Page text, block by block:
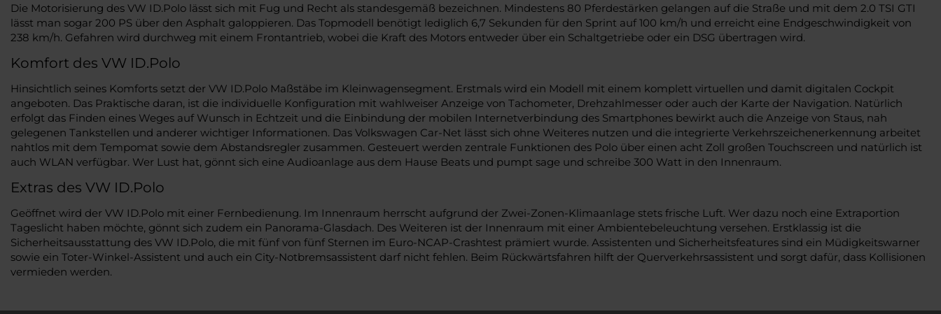
Die Motorisierung des VW ID.Polo lässt sich mit Fug und Recht als standesgemäß bezeichnen. Mindestens 80 Pferdestärken gelangen auf die Straße und mit dem 2.0 TSI GTI
lässt man sogar 200 PS über den Asphalt galoppieren. Das Topmodell benötigt lediglich 6,7 Sekunden für den Sprint auf 100 km/h und erreicht eine Endgeschwindigkeit von
238 km/h. Gefahren wird durchweg mit einem Frontantrieb, wobei die Kraft des Motors entweder über ein Schaltgetriebe oder ein DSG übertragen wird.
Komfort des VW ID.Polo
Hinsichtlich seines Komforts setzt der VW ID.Polo Maßstäbe im Kleinwagensegment. Erstmals wird ein Modell mit einem komplett virtuellen und damit digitalen Cockpit
angeboten. Das Praktische daran, ist die individuelle Konfiguration mit wahlweiser Anzeige von Tachometer, Drehzahlmesser oder auch der Karte der Navigation. Natürlich
erfolgt das Finden eines Weges auf Wunsch in Echtzeit und die Einbindung der mobilen Internetverbindung des Smartphones bewirkt auch die Anzeige von Staus, nah
gelegenen Tankstellen und anderer wichtiger Informationen. Das Volkswagen Car-Net lässt sich ohne Weiteres nutzen und die integrierte Verkehrszeichenerkennung arbeitet
nahtlos mit dem Tempomat sowie dem Abstandsregler zusammen. Gesteuert werden zentrale Funktionen des Polo über einen acht Zoll großen Touchscreen und natürlich ist
auch WLAN verfügbar. Wer Lust hat, gönnt sich eine Audioanlage aus dem Hause Beats und pumpt sage und schreibe 300 Watt in den Innenraum.
Extras des VW ID.Polo
Geöffnet wird der VW ID.Polo mit einer Fernbedienung. Im Innenraum herrscht aufgrund der Zwei-Zonen-Klimaanlage stets frische Luft. Wer dazu noch eine Extraportion
Tageslicht haben möchte, gönnt sich zudem ein Panorama-Glasdach. Des Weiteren ist der Innenraum mit einer Ambientebeleuchtung versehen. Erstklassig ist die
Sicherheitsausstattung des VW ID.Polo, die mit fünf von fünf Sternen im Euro-NCAP-Crashtest prämiert wurde. Assistenten und Sicherheitsfeatures sind ein Müdigkeitswarner
sowie ein Toter-Winkel-Assistent und auch ein City-Notbremsassistent darf nicht fehlen. Beim Rückwärtsfahren hilft der Querverkehrsassistent und sorgt dafür, dass Kollisionen
vermieden werden.